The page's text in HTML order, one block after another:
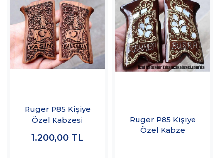
Ruger P85 Kişiye
Özel Kabzesi
1.200,00 TL
Ruger P85 Kişiye
Özel Kabze